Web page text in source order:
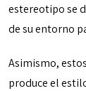
estereotipo se
de su entorno
Asimismo,
produce el